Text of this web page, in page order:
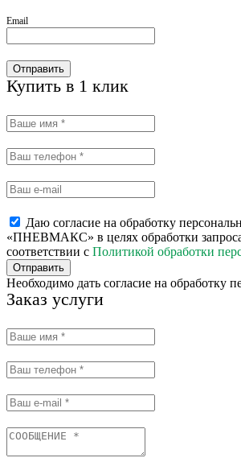
Email
Отправить
Купить в 1 клик
Даю согласие на обработку
«ПНЕВМАКС» в целях обработки запроса
соответствии с Политикой обработки
Отправить
Необходимо дать согласие на обработку
Заказ услуги